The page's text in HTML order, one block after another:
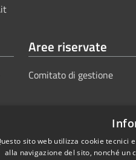
Aree riservate
Comitato di gestione
sito web utilizza cookie tecnici
alla navigazione del sito, nonché